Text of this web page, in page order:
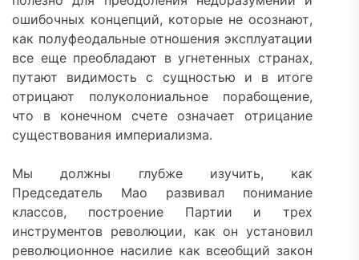
ошибочных концепций, которые не осознают,
как полуфеодальные отношения эксплуатации
все еще преобладают в угнетенных странах,
путают видимость с сущностью и в итоге
отрицают полуколониальное порабощение,
что в конечном счете означает отрицание
существования империализма.
Мы должны глубже изучить, как
Председатель Мао развивал понимание
классов, построение Партии и трех
инструментов революции, как он установил
революционное насилие как всеобщий закон